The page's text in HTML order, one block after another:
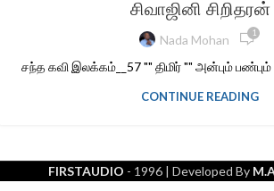
சிவாஜினி சிறிதரன்
Nada Mohan 1
சந்த கவி இலக்கம்__57 "" திமிர் "" அன்பும் பண்பும்
CONTINUE READING
FIRSTAUDIO - 1996 | Developed By